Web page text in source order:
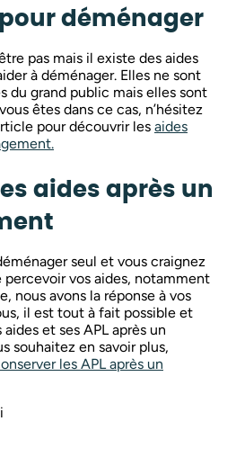
déménager
pas mais il existe des aides
à déménager. Elles ne sont
du grand public mais elles sont
êtes dans ce cas, n’hésitez
pour découvrir les aides
aides après un
seul et vous craignez
vos aides, notamment
nous avons la réponse à vos
il est tout à fait possible et
et ses APL après un
souhaitez en savoir plus,
les APL après un